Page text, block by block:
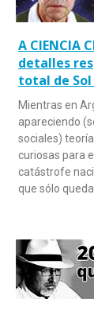
A CIENCIA
detalles
total de Sol
Mientras en
apareciendo
sociales)
curiosas para
catástrofe
que sólo